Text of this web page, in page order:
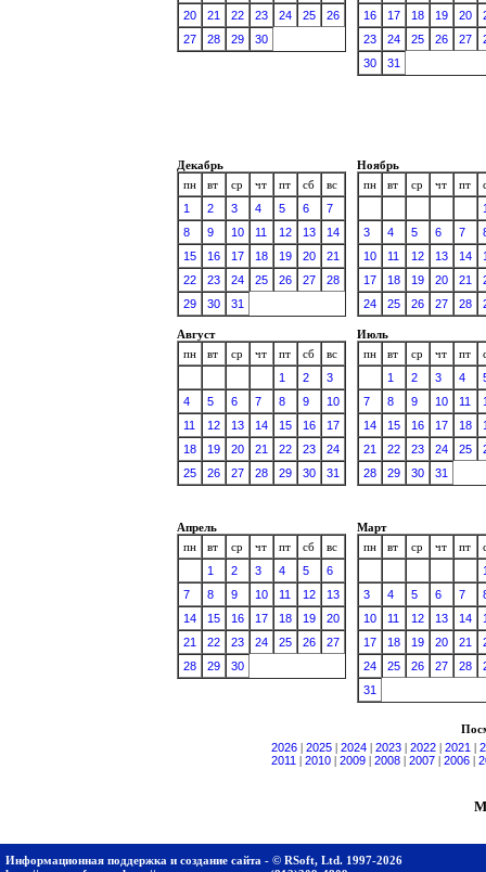
20
21 22 23 24 25
26
27
28 29 30
16
17 18 19 20
23
24 25 26 27
30
31
Декабрь
пн
вт ср чт пт сб
вс
1
2 3 4 5 6
7
8
9 10 11 12 13
14
15
16 17 18 19 20
21
22
23 24 25 26 27
28
29
30 31
Ноябрь
пн
вт ср чт пт
3
4 5 6 7
10
11 12 13 14
17
18 19 20 21
24
25 26 27 28
Август
пн
вт ср чт пт сб
вс
1
2
3
4
5 6 7 8 9
10
11
12 13 14 15 16
17
18
19 20 21 22 23
24
25
26 27 28 29 30 31
Июль
пн
вт ср чт пт
1
2 3 4
7
8 9 10 11
14
15 16 17 18
21
22 23 24 25
28
29 30 31
Апрель
пн
вт ср чт пт сб
вс
1
2 3 4 5
6
7
8 9 10 11 12
13
14
15 16 17 18 19
20
21
22 23 24 25 26
27
28
29 30
Март
пн
вт ср чт пт
3
4 5 6 7
10
11 12 13 14
17
18 19 20 21
24
25 26 27 28
31
2026
2025 2024 2023 2022 2021
2011
2010 2009 2008 2007 2006
Информационная поддержка и создание сайта - © RSoft, Ltd. 1997-2026